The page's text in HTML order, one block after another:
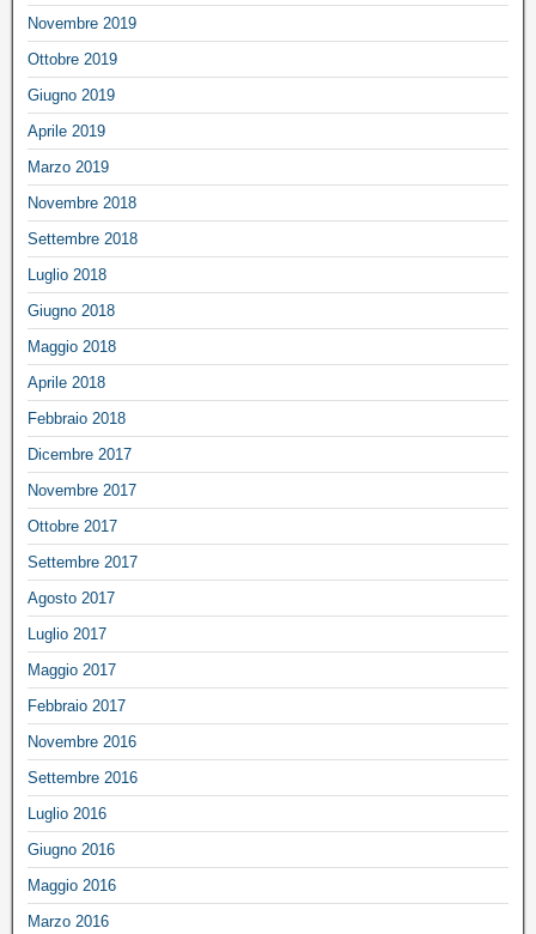
Novembre 2019
Ottobre 2019
Giugno 2019
Aprile 2019
Marzo 2019
Novembre 2018
Settembre 2018
Luglio 2018
Giugno 2018
Maggio 2018
Aprile 2018
Febbraio 2018
Dicembre 2017
Novembre 2017
Ottobre 2017
Settembre 2017
Agosto 2017
Luglio 2017
Maggio 2017
Febbraio 2017
Novembre 2016
Settembre 2016
Luglio 2016
Giugno 2016
Maggio 2016
Marzo 2016